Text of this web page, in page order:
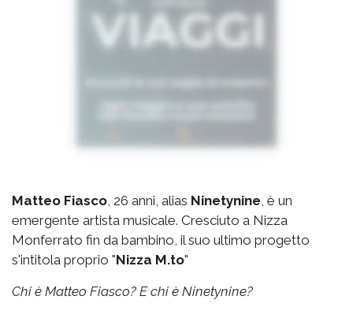
Matteo Fiasco , 26 anni, alias Ninetynine , è un
emergente artista musicale. Cresciuto a Nizza
Monferrato fin da bambino, il suo ultimo progetto
s'intitola proprio "Nizza M.to"
Chi è Matteo Fiasco? E chi è Ninetynine?